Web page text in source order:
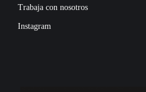
Trabaja con nosotros
Instagram